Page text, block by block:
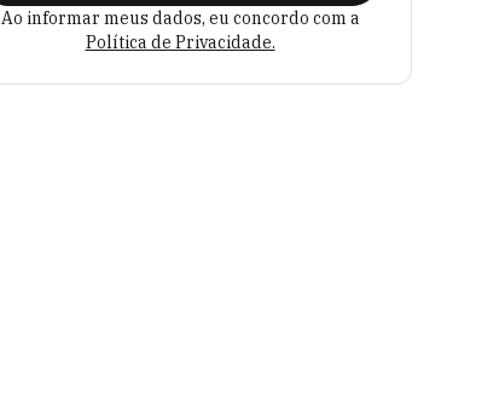
Ao informar meus dados, eu concordo com a
Política de Privacidade.